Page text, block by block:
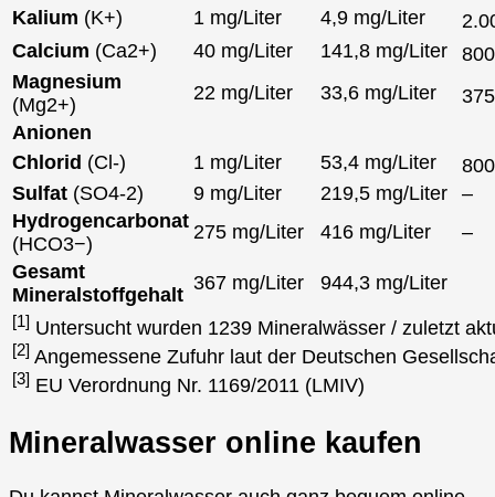
Kalium (K+) 1 mg/Liter 4,9 mg/Liter
Calcium (Ca2+) 40 mg/Liter 141,8 mg/Liter
Magnesium
(Mg2+)
22 mg/Liter 33,6 mg/Liter
Anionen
Chlorid (Cl-) 1 mg/Liter 53,4 mg/Liter
Sulfat (SO4-2) 9 mg/Liter 219,5 mg/Liter
–
Hydrogencarbonat
(HCO3−)
275 mg/Liter 416 mg/Liter
–
Gesamt
Mineralstoffgehalt
367 mg/Liter 944,3 mg/Liter
[1] Untersucht wurden 1239 Mineralwässer / zuletzt
[2] Angemessene Zufuhr laut der Deutschen
[3] EU Verordnung Nr. 1169/2011 (LMIV)
Mineralwasser online kaufen